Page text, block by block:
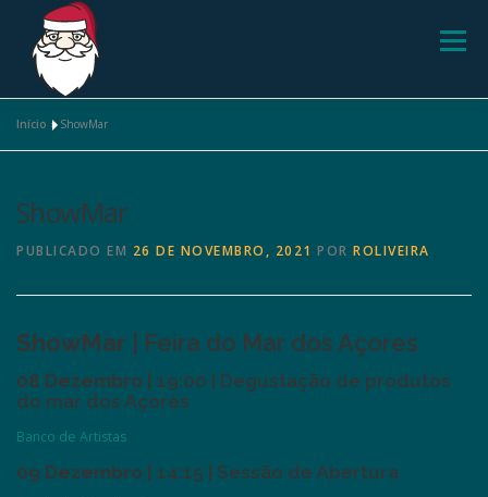
Menu
PRESÉPIOS E ALTARINHOS
Início » ShowMar
ShowMar
PUBLICADO EM 26 DE NOVEMBRO, 2021 POR ROLIVEIRA
ShowMar | Feira do Mar dos Açores
08 Dezembro | 19:00 | Degustação de produtos
do mar dos Açores
Banco de Artistas
09 Dezembro | 14:15 | Sessão de Abertura